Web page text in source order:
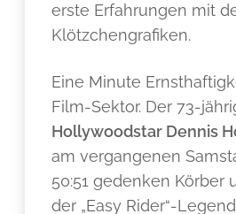
erste Erfahrungen mit
Klötzchengrafiken.
Eine Minute
Film-Sektor. Der 73-
Hollywoodstar Dennis
am vergangenen
50:51 gedenken Körber
der „Easy Rider“-